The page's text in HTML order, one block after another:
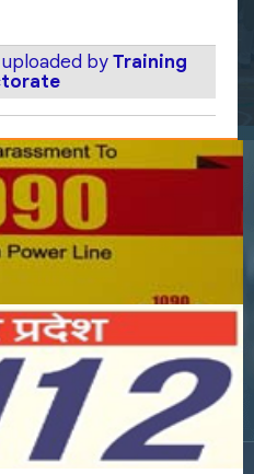
byTraining